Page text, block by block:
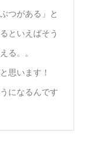
つがある」と
といえばそう
る。。
思います！
になるんです